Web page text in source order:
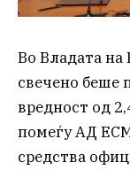
Во Владата на
свечено беше
вредност од
помеѓу АД
средства